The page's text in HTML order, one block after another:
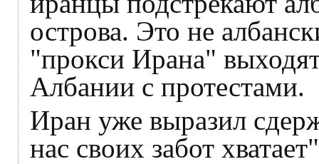
острова. Это не
"прокси Ирана"
Албании с протестами.
Иран уже выразил
нас своих забот